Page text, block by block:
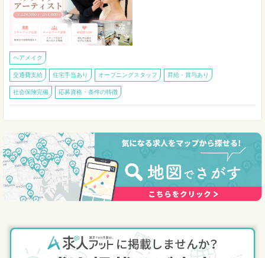
ヘアメイク
交通費支給 住宅手当あり オープニングスタッフ 昇給・賞与あり
社会保険完備 応募資格・条件の特徴